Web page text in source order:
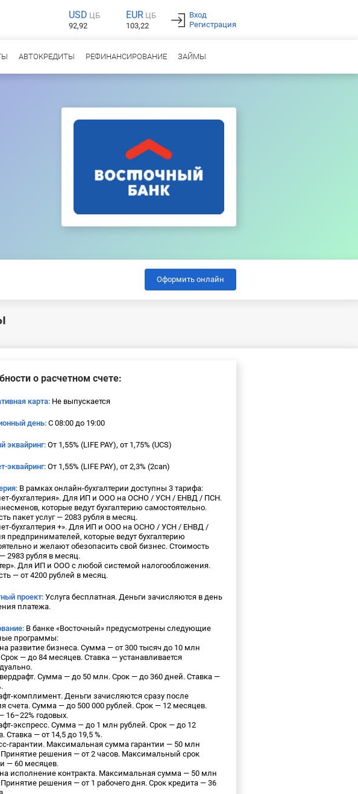
USD ЦБ
92,92
EUR ЦБ
103,22
Вход
Регистрация
АВТОКРЕДИТЫ РЕФИНАНСИРОВАНИЕ ЗАЙМЫ
Оформить онлайн
о расчетном счете:
карта: Не выпускается
день: С 08:00 до 19:00
эквайринг: От 1,55% (LIFE PAY), от 1,75% (UCS)
эквайринг: От 1,55% (LIFE PAY), от 2,3% (2can)
В рамках онлайн-бухгалтерии доступны 3 тарифа:
бухгалтерия». Для ИП и ООО на ОСНО / УСН / ЕНВД / ПСН.
которые ведут бухгалтерию самостоятельно.
пакет услуг — 2083 рубля в месяц.
бухгалтерия +». Для ИП и ООО на ОСНО / УСН / ЕНВД /
предпринимателей, которые ведут бухгалтерию
и желают обезопасить свой бизнес. Стоимость
2983 рубля в месяц.
Для ИП и ООО с любой системой налогообложения.
— от 4200 рублей в месяц.
проект: Услуга бесплатная. Деньги зачисляются в день
платежа.
В банке «Восточный» предусмотрены следующие
программы:
развитие бизнеса. Сумма — от 300 тысяч до 10 млн
— до 84 месяцев. Ставка — устанавливается
Сумма — до 50 млн. Срок — до 360 дней. Ставка —
комплимент. Деньги зачисляются сразу после
счета. Сумма — до 500 000 рублей. Срок — 12 месяцев.
16–22% годовых.
экспресс. Сумма — до 1 млн рублей. Срок — до 12
Ставка — от 14,5 до 19,5 %.
гарантии. Максимальная сумма гарантии — 50 млн
Принятие решения — от 2 часов. Максимальный срок
— 60 месяцев.
исполнение контракта. Максимальная сумма — 50 млн
решения — от 1 рабочего дня. Срок кредита — 36